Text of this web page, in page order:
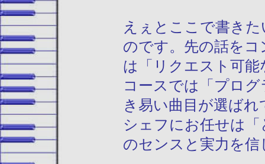
えぇとここで書き
のです。先の話を
は「リクエスト可
コースでは「プロ
き易い曲目が選ば
シェフにお任せは
のセンスと実力を